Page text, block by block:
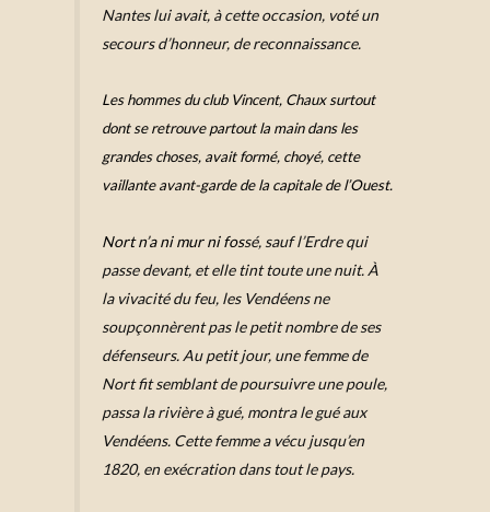
Nantes lui avait, à cette occasion, voté un
secours d’honneur, de reconnaissance.
Les hommes du club Vincent, Chaux surtout
dont se retrouve partout la main dans les
grandes choses, avait formé, choyé, cette
vaillante avant-garde de la capitale de l’Ouest.
Nort n’a ni mur ni fossé, sauf l’Erdre qui
passe devant, et elle tint toute une nuit. À
la vivacité du feu, les Vendéens ne
soupçonnèrent pas le petit nombre de ses
défenseurs. Au petit jour, une femme de
Nort fit semblant de poursuivre une poule,
passa la rivière à gué, montra le gué aux
Vendéens. Cette femme a vécu jusqu’en
1820, en exécration dans tout le pays.